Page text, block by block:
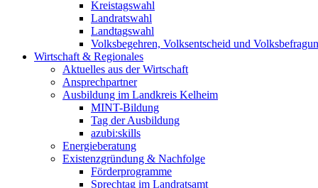
Kreistagswahl
Landratswahl
Landtagswahl
Volksbegehren, Volksentscheid und
Wirtschaft & Regionales
Aktuelles aus der Wirtschaft
Ansprechpartner
Ausbildung im Landkreis Kelheim
MINT-Bildung
Tag der Ausbildung
azubi:skills
Energieberatung
Existenzgründung & Nachfolge
Förderprogramme
Sprechtag im Landratsamt